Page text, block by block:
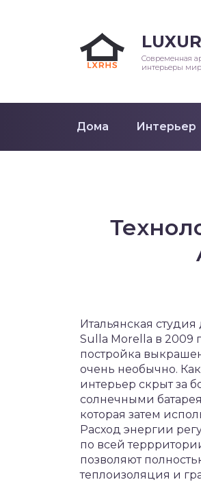
Современная
интерьеры
Дома Интерьер
Итальянская
Sulla Morella в
постройка
очень необычно.
интерьер скрыт за
солнечными
которая затем
Расход энергии
по всей
позволяют
теплоизоляция и